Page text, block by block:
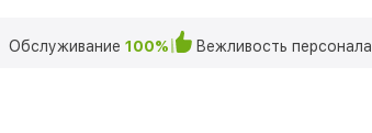
Обслуживание 100% Вежливость персонала